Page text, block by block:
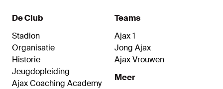
De Club
Stadion
Organisatie
Historie
Jeugdopleiding
Ajax Coaching Academy
Teams
Ajax 1
Jong Ajax
Ajax Vrouwen
Meer